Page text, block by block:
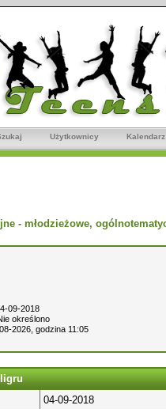
Użytkownicy Kalendarz
- młodzieżowe,
09-2018
określono
2026, godzina 11:05
04-09-2018